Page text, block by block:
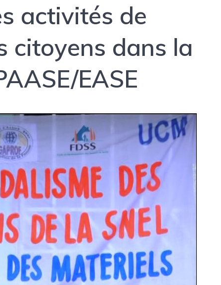
activités de
citoyens dans la
EASE